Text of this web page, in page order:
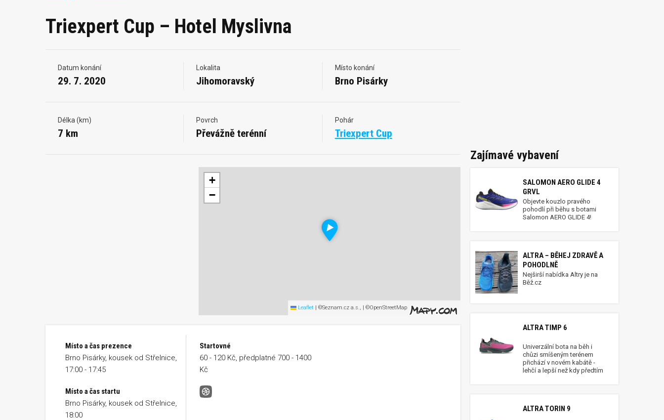
Triexpert Cup – Hotel Myslivna
Datum konání
29. 7. 2020
Lokalita
Jihomoravský
Místo konání
Brno Pisárky
Délka (km)
7 km
Povrch
Převážně terénní
Pohár
Triexpert Cup
+
−
Leaflet | ©Seznam.cz a.s., | ©OpenStreetMap
Místo a čas prezence
Brno Pisárky, kousek od Střelnice,
17:00 - 17:45
Místo a čas startu
Brno Pisárky, kousek od Střelnice,
18:00
Startovné
60 - 120 Kč, předplatné 700 - 1400
Kč
Triexpert Cup &#8211; Hotel Myslivna
Zajímavé vybavení
SALOMON AERO GLIDE 4
GRVL
Objevte kouzlo pravého
pohodlí při běhu s botami
Salomon AERO GLIDE 4!
ALTRA – BĚHEJ ZDRAVĚ A
POHODLNĚ
Nejširší nabídka Altry je na
Běž.cz
ALTRA TIMP 6
Univerzální bota na běh i
chůzi smíšeným terénem
přichází v novém kabátě -
lehčí a lepší než kdy předtím
ALTRA TORIN 9